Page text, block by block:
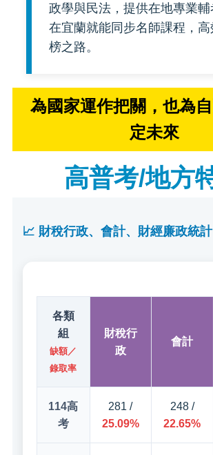
政學與民法，提供在地專業
在宜蘭就能同步名師課程，高
榜之路。
為國家運作把關，也為
定未來
高普考/地方
📈 財稅行政、會計、財經廉政統計
各類
組
缺額／
錄取率
財稅行
政
會計
114高
考
281 /
25.09%
248 /
22.65%